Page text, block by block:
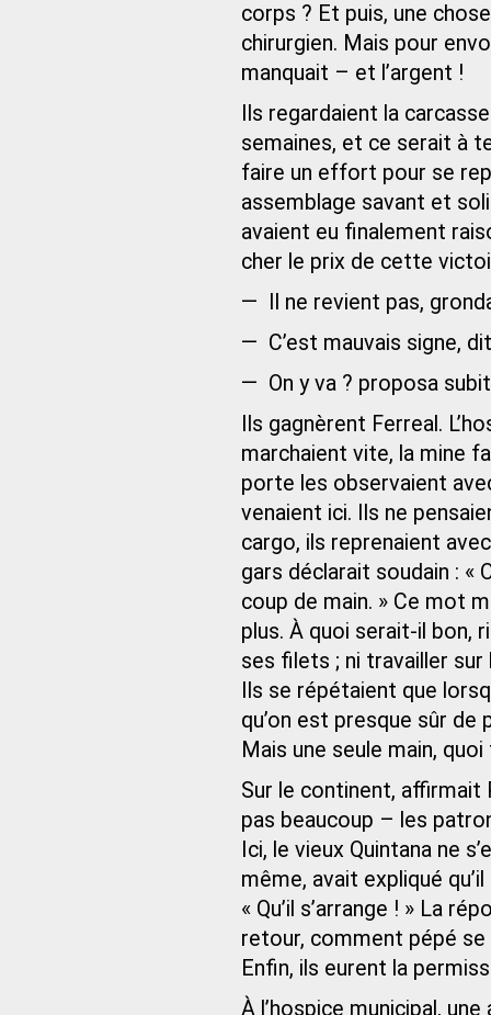
corps ? Et puis, une
chirurgien. Mais pour
manquait – et l’argent !
Ils regardaient la
semaines, et ce serait à
faire un effort pour se
assemblage savant et
avaient eu finalement
cher le prix de cette
— Il ne revient pas,
— C’est mauvais signe,
— On y va ? proposa
Ils gagnèrent Ferreal.
marchaient vite, la mine
porte les observaient
venaient ici. Ils ne
cargo, ils reprenaient
gars déclarait soudain : «
coup de main. » Ce mot
plus. À quoi serait-il bon,
ses filets ; ni travailler sur
Ils se répétaient que
qu’on est presque sûr de
Mais une seule main,
Sur le continent, affirmait
pas beaucoup – les
Ici, le vieux Quintana ne
même, avait expliqué
« Qu’il s’arrange ! » La
retour, comment pépé
Enfin, ils eurent la
À l’hospice municipal,